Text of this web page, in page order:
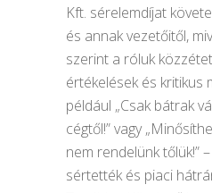
Kft. sérelemdíjat
és annak vezetőitől,
szerint a róluk
értékelések és kritikus
például „Csak bátrak
cégtől!” vagy
nem rendelünk tőlük!”
sértették és piaci